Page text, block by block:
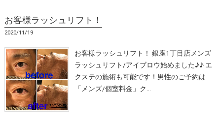
お客様ラッシュリフト！
2020/11/19
お客様ラッシュリフト！ 銀座1丁目店メンズ
ラッシュリフト/アイブロウ始めました♪♪ エ
クステの施術も可能です！男性のご予約は
「メンズ/個室料金」ク…